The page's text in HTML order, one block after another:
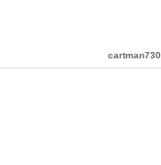
cartman730